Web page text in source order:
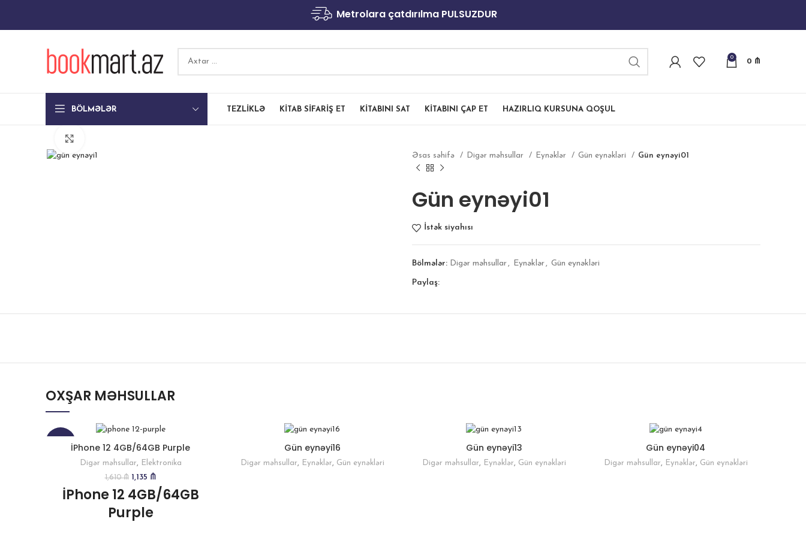
Metrolara çatdırılma PULSUZDUR
0
0 ₼
BÖLMƏLƏR TEZLIKLƏ KITAB SIFARIŞ ET KITABINI SAT KITABINI ÇAP ET HAZIRLIQ KURSUNA QOŞUL
Əsas səhifə Digər məhsullar Eynəklər Gün eynəkləri Gün eynəyi01
Gün eynəyi01
İstək siyahısı
Bölmələr: Digər məhsullar , Eynəklər , Gün eynəkləri
Paylaş:
OXŞAR MƏHSULLAR
İPhone 12 4GB/64GB Purple
Digər məhsullar, Elektronika
1,610₼ 1,135 ₼
İPhone 12 4GB/64GB
Purple
Gün eynəyi16
Digər məhsullar, Eynəklər, Gün eynəkləri
Gün eynəyi13
Digər məhsullar, Eynəklər, Gün eynəkləri
Gün eynəyi04
Digər məhsullar, Eynəklər, Gün eynəkləri